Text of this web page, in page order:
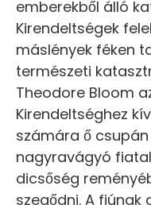
emberekből álló
Kirendeltségek
máslények féken
természeti
Theodore Bloom
Kirendeltséghez
számára ő
nagyravágyó
dicsőség
szegődni. A